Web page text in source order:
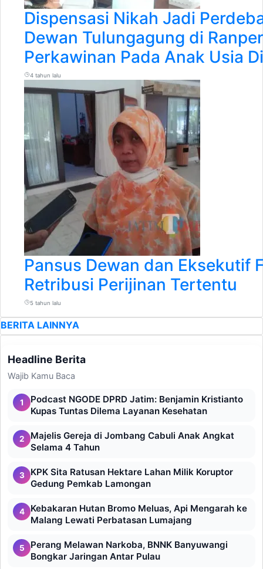
Dispensasi Nikah Jadi
Dewan Tulungagung di
Perkawinan Pada Anak Usia
4 tahun lalu
Pansus Dewan dan Eksekutif
Retribusi Perijinan Tertentu
5 tahun lalu
BERITA LAINNYA
Headline Berita
Wajib Kamu Baca
1
Podcast NGODE DPRD Jatim: Benjamin Kristianto
Kupas Tuntas Dilema Layanan Kesehatan
2
Majelis Gereja di Jombang Cabuli Anak Angkat
Selama 4 Tahun
3
KPK Sita Ratusan Hektare Lahan Milik Koruptor
Gedung Pemkab Lamongan
4
Kebakaran Hutan Bromo Meluas, Api Mengarah ke
Malang Lewati Perbatasan Lumajang
5
Perang Melawan Narkoba, BNNK Banyuwangi
Bongkar Jaringan Antar Pulau